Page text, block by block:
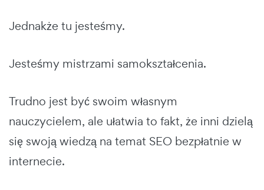
Jednakże tu jesteśmy.
Jesteśmy mistrzami samokształcenia.
Trudno jest być swoim własnym
nauczycielem, ale ułatwia to fakt, że inni dzielą
się swoją wiedzą na temat SEO bezpłatnie w
internecie.